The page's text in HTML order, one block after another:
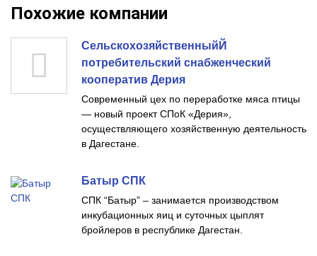
Похожие компании
СельскохозяйственныйЙ
потребительский снабженческий
кооператив Дерия
Современный цех по переработке мяса птицы
— новый проект СПоК «Дерия»,
осуществляющего хозяйственную деятельность
в Дагестане.
Батыр СПК
СПК “Батыр” – занимается производством
инкубационных яиц и суточных цыплят
бройлеров в республике Дагестан.